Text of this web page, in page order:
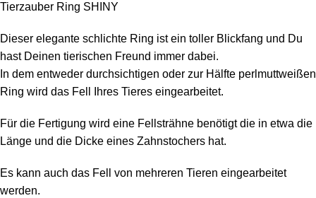
Tierzauber Ring SHINY
Dieser elegante schlichte Ring ist ein toller Blickfang und Du
hast Deinen tierischen Freund immer dabei.
In dem entweder durchsichtigen oder zur Hälfte perlmuttweißen
Ring wird das Fell Ihres Tieres eingearbeitet.
Für die Fertigung wird eine Fellsträhne benötigt die in etwa die
Länge und die Dicke eines Zahnstochers hat.
Es kann auch das Fell von mehreren Tieren eingearbeitet
werden.